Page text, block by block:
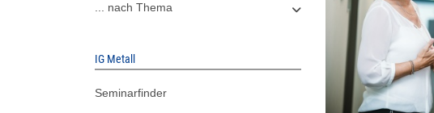
... nach Thema
IG Metall
Seminarfinder